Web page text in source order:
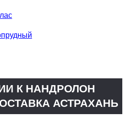
К НАНДРОЛОН
АСТРАХАНЬ